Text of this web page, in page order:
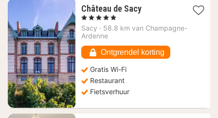
Château de Sacy1
vanaf
382,14
, 5 Sterren
Sacy · 58.8 km van Champagne-
Ardenne
Ontgrendel korting
Gratis Wi-Fi
Restaurant
Fietsverhuur